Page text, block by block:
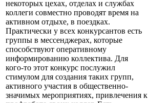
некоторых цехах, отделах и службах
коллеги совместно проводят время на
активном отдыхе, в поездках.
Практически у всех конкурсантов есть
группы в мессенджерах, которые
способствуют оперативному
информированию коллектива. Для
кого-то этот конкурс послужил
стимулом для создания таких групп,
активного участия в общественно-
значимых мероприя­тиях, привлечения к